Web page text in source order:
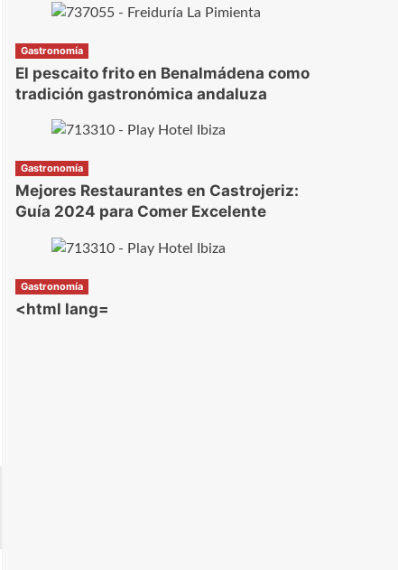
Gastronomía
El pescaito frito en Benalmádena como
tradición gastronómica andaluza
Gastronomía
Mejores Restaurantes en Castrojeriz:
Guía 2024 para Comer Excelente
Gastronomía
<html lang=